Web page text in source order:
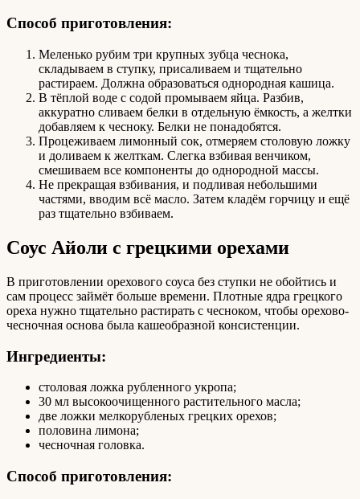
Способ приготовления:
Меленько рубим три крупных зубца чеснока,
складываем в ступку, присаливаем и тщательно
растираем. Должна образоваться однородная кашица.
В тёплой воде с содой промываем яйца. Разбив,
аккуратно сливаем белки в отдельную ёмкость, а желтки
добавляем к чесноку. Белки не понадобятся.
Процеживаем лимонный сок, отмеряем столовую ложку
и доливаем к желткам. Слегка взбивая венчиком,
смешиваем все компоненты до однородной массы.
Не прекращая взбивания, и подливая небольшими
частями, вводим всё масло. Затем кладём горчицу и ещё
раз тщательно взбиваем.
Соус Айоли с грецкими орехами
В приготовлении орехового соуса без ступки не обойтись и
сам процесс займёт больше времени. Плотные ядра грецкого
ореха нужно тщательно растирать с чесноком, чтобы орехово-
чесночная основа была кашеобразной консистенции.
Ингредиенты:
столовая ложка рубленного укропа;
30 мл высокоочищенного растительного масла;
две ложки мелкорубленых грецких орехов;
половина лимона;
чесночная головка.
Способ приготовления: